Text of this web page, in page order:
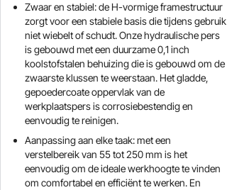
Zwaar en stabiel: de H-vormige framestructuur
zorgt voor een stabiele basis die tijdens gebruik
niet wiebelt of schudt. Onze hydraulische pers
is gebouwd met een duurzame 0,1 inch
koolstofstalen behuizing die is gebouwd om de
zwaarste klussen te weerstaan. Het gladde,
gepoedercoate oppervlak van de
werkplaatspers is corrosiebestendig en
eenvoudig te reinigen.
Aanpassing aan elke taak: met een
verstelbereik van 55 tot 250 mm is het
eenvoudig om de ideale werkhoogte te vinden
om comfortabel en efficiënt te werken. En